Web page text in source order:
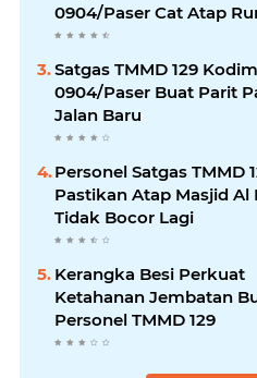
0904/Paser Cat Atap
Marbot
Satgas TMMD 129 Kodim
0904/Paser Buat Parit
Jalan Baru
Personel Satgas TMMD
Pastikan Atap Masjid Al
Tidak Bocor Lagi
Kerangka Besi Perkuat
Ketahanan Jembatan
Personel TMMD 129